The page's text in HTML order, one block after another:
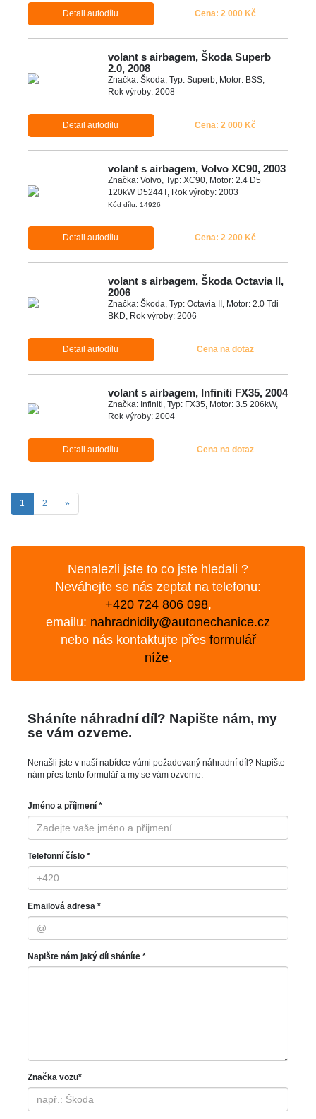
Detail autodílu Cena: 2 000 Kč
volant s airbagem, Škoda Superb
2.0, 2008
Značka: Škoda, Typ: Superb, Motor: BSS,
Rok výroby: 2008
Detail autodílu Cena: 2 000 Kč
volant s airbagem, Volvo XC90, 2003
Značka: Volvo, Typ: XC90, Motor: 2.4 D5
120kW D5244T, Rok výroby: 2003
Kód dílu: 14926
Detail autodílu Cena: 2 200 Kč
volant s airbagem, Škoda Octavia II,
2006
Značka: Škoda, Typ: Octavia II, Motor: 2.0 Tdi
BKD, Rok výroby: 2006
Detail autodílu Cena na dotaz
volant s airbagem, Infiniti FX35, 2004
Značka: Infiniti, Typ: FX35, Motor: 3.5 206kW,
Rok výroby: 2004
Detail autodílu Cena na dotaz
1 (aktuální)
2 »Další
Nenalezli jste to co jste hledali ?
Neváhejte se nás zeptat na telefonu:
+420 724 806 098,
emailu: nahradnidily@autonechanice.cz
nebo nás kontaktujte přes formulář
níže.
Sháníte náhradní díl? Napište nám, my
se vám ozveme.
Nenašli jste v naší nabídce vámi požadovaný náhradní díl? Napište
nám přes tento formulář a my se vám ozveme.
Jméno a příjmení *
Telefonní číslo *
Emailová adresa *
Napište nám jaký díl sháníte *
Značka vozu*